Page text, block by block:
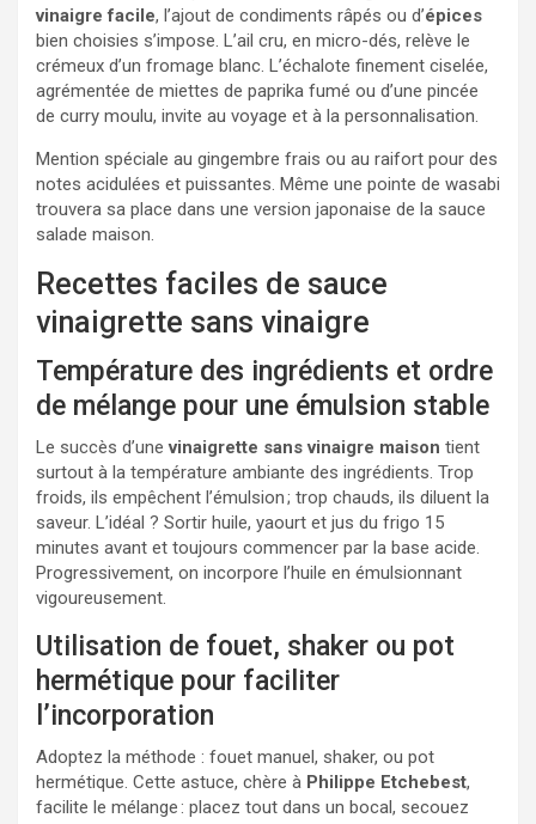
vinaigre facile, l’ajout de condiments râpés ou d’épices
bien choisies s’impose. L’ail cru, en micro-dés, relève le
crémeux d’un fromage blanc. L’échalote finement ciselée,
agrémentée de miettes de paprika fumé ou d’une pincée
de curry moulu, invite au voyage et à la personnalisation.
Mention spéciale au gingembre frais ou au raifort pour des
notes acidulées et puissantes. Même une pointe de wasabi
trouvera sa place dans une version japonaise de la sauce
salade maison.
Recettes faciles de sauce
vinaigrette sans vinaigre
Température des ingrédients et ordre
de mélange pour une émulsion stable
Le succès d’unevinaigrette sans vinaigre maison tient
surtout à la température ambiante des ingrédients. Trop
froids, ils empêchent l’émulsion ; trop chauds, ils diluent la
saveur. L’idéal ? Sortir huile, yaourt et jus du frigo 15
minutes avant et toujours commencer par la base acide.
Progressivement, on incorpore l’huile en émulsionnant
vigoureusement.
Utilisation de fouet, shaker ou pot
hermétique pour faciliter
l’incorporation
Adoptez la méthode : fouet manuel, shaker, ou pot
hermétique. Cette astuce, chère à Philippe Etchebest,
facilite le mélange : placez tout dans un bocal, secouez